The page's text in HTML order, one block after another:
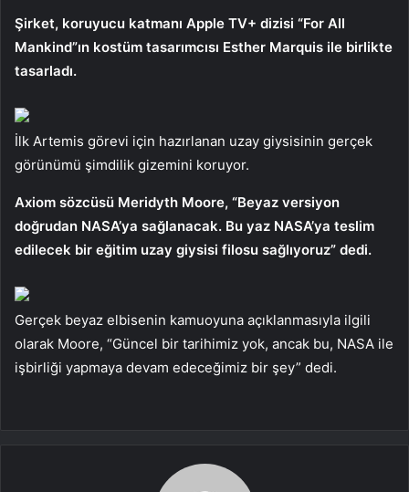
Şirket, koruyucu katmanı Apple TV+ dizisi “For All
Mankind”ın kostüm tasarımcısı Esther Marquis ile birlikte
tasarladı.
İlk Artemis görevi için hazırlanan uzay giysisinin gerçek
görünümü şimdilik gizemini koruyor.
Axiom sözcüsü Meridyth Moore, “Beyaz versiyon
doğrudan NASA’ya sağlanacak. Bu yaz NASA’ya teslim
edilecek bir eğitim uzay giysisi filosu sağlıyoruz” dedi.
Gerçek beyaz elbisenin kamuoyuna açıklanmasıyla ilgili
olarak Moore, “Güncel bir tarihimiz yok, ancak bu, NASA ile
işbirliği yapmaya devam edeceğimiz bir şey” dedi.